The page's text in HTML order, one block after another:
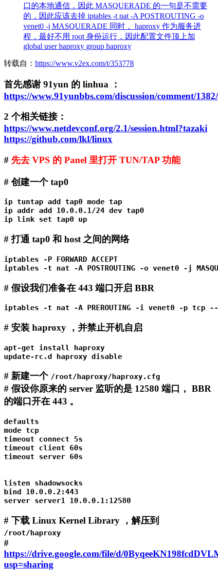
口的本地通信，因此 MASQUERADE 的一句是不需要
的，因此应该去掉 iptables -t nat -A POSTROUTING -o
venet0 -j MASQUERADE 同时， haproxy 作为服务进
程，最好不用 root 身份运行，因此配置文件顶上加
global user haproxy group haproxy
转载自： https://www.v2ex.com/t/353778
首先感谢 91yun 的 linhua ：
https://www.91yunbbs.com/discussion/comment/
2 个相关链接：
https://www.netdevconf.org/2.1/session.html?tazaki
https://github.com/lkl/linux
# 先去 VPS 的 Panel 里打开 TUN/TAP 功能
# 创建一个 tap0
ip tuntap add tap0 mode tap
ip addr add 10.0.0.1/24 dev tap0
ip link set tap0 up
# 打通 tap0 和 host 之间的网络
iptables -P FORWARD ACCEPT
iptables -t nat -A POSTROUTING -o venet0 -j
# 假设我们准备在 443 端口开启 BBR
iptables -t nat -A PREROUTING -i venet0 -p
# 安装 haproxy ，并禁止开机自启
apt-get install haproxy
update-rc.d haproxy disable
# 新建一个 /root/haproxy/haproxy.cfg
# 假设你原来的 server 监听的是 12580 端口， BBR
的端口开在 443 。
defaults
mode tcp
timeout connect 5s
timeout client 60s
timeout server 60s
listen shadowsocks
bind 10.0.0.2:443
server server1 10.0.0.1:12580
# 下载 Linux Kernel Library ，解压到
/root/haproxy
#
https://drive.google.com/file/d/
usp=sharing